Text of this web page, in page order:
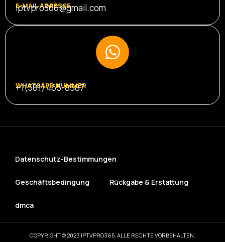
E-MAIL ADRESSE
iptvpro366@gmail.com
WHATSAPP NUMMER
+1(581) 465-8587
Datenschutz-Bestimmungen
Geschäftsbedingung Rückgabe & Erstattung
dmca
COPYRIGHT © 2023 IPTVPRO365. ALLE RECHTE VORBEHALTEN.